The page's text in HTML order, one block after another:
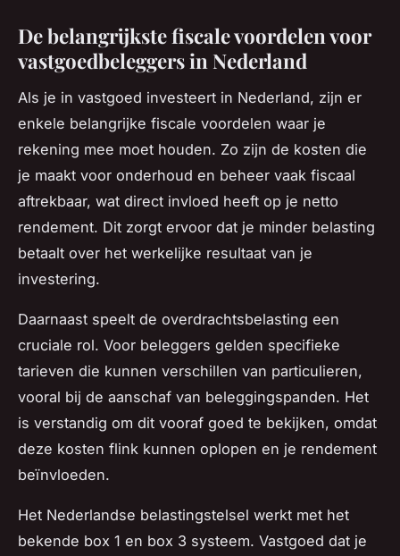
De belangrijkste fiscale voordelen voor
vastgoedbeleggers in Nederland
Als je in vastgoed investeert in Nederland, zijn er
enkele belangrijke fiscale voordelen waar je
rekening mee moet houden. Zo zijn de kosten die
je maakt voor onderhoud en beheer vaak fiscaal
aftrekbaar, wat direct invloed heeft op je netto
rendement. Dit zorgt ervoor dat je minder belasting
betaalt over het werkelijke resultaat van je
investering.
Daarnaast speelt de overdrachtsbelasting een
cruciale rol. Voor beleggers gelden specifieke
tarieven die kunnen verschillen van particulieren,
vooral bij de aanschaf van beleggingspanden. Het
is verstandig om dit vooraf goed te bekijken, omdat
deze kosten flink kunnen oplopen en je rendement
beïnvloeden.
Het Nederlandse belastingstelsel werkt met het
bekende box 1 en box 3 systeem. Vastgoed dat je